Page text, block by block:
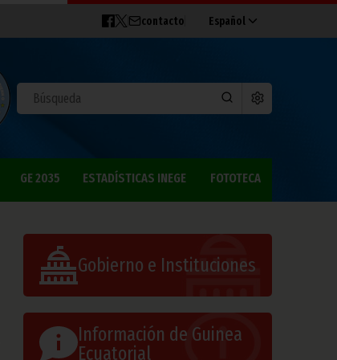
contacto Español
GE 2035 ESTADÍSTICAS INEGE FOTOTECA
Gobierno e Instituciones
Información de Guinea
Ecuatorial